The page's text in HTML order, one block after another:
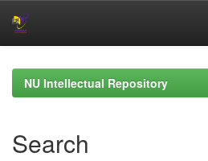
navigationNU Intellectual Repository
Search